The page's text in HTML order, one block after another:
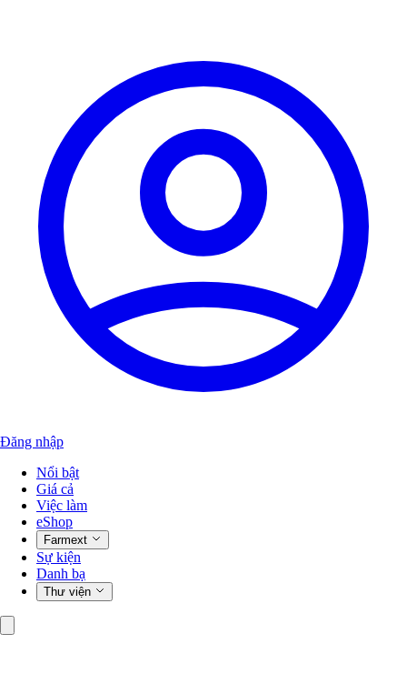
Đăng nhập
Nổi bật
Giá cả
Việc làm
eShop
Farmext
Sự kiện
Danh bạ
Thư viện